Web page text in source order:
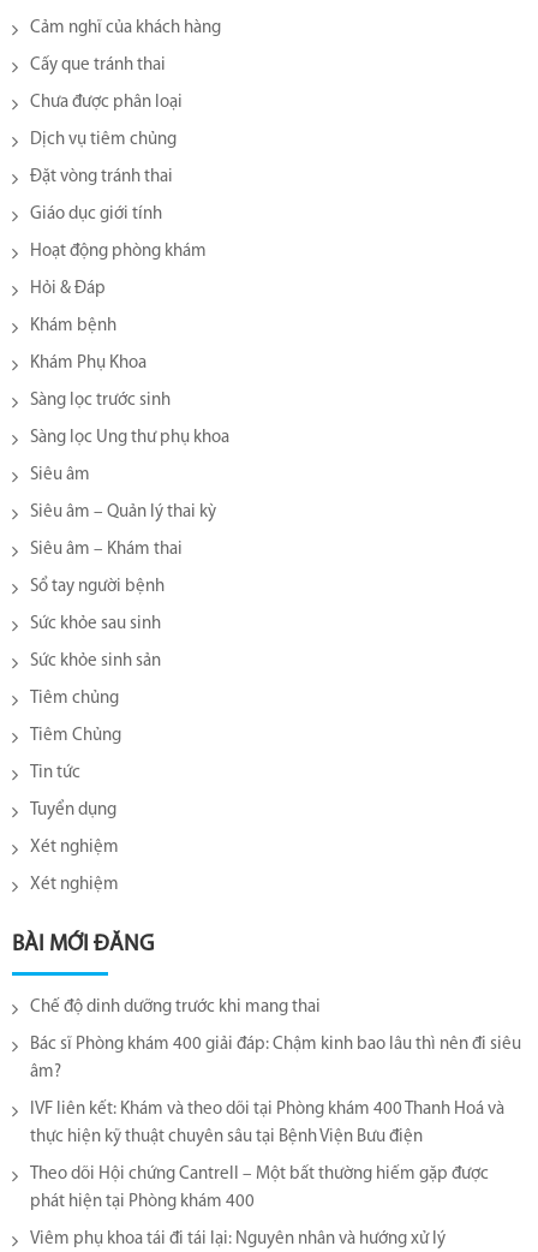
Cảm nghĩ của khách hàng
Cấy que tránh thai
Chưa được phân loại
Dịch vụ tiêm chủng
Đặt vòng tránh thai
Giáo dục giới tính
Hoạt động phòng khám
Hỏi & Đáp
Khám bệnh
Khám Phụ Khoa
Sàng lọc trước sinh
Sàng lọc Ung thư phụ khoa
Siêu âm
Siêu âm – Quản lý thai kỳ
Siêu âm – Khám thai
Sổ tay người bệnh
Sức khỏe sau sinh
Sức khỏe sinh sản
Tiêm chủng
Tiêm Chủng
Tin tức
Tuyển dụng
Xét nghiệm
Xét nghiệm
BÀI MỚI ĐĂNG
Chế độ dinh dưỡng trước khi mang thai
Bác sĩ Phòng khám 400 giải đáp: Chậm kinh bao lâu thì nên đi siêu
âm?
IVF liên kết: Khám và theo dõi tại Phòng khám 400 Thanh Hoá và
thực hiện kỹ thuật chuyên sâu tại Bệnh Viện Bưu điện
Theo dõi Hội chứng Cantrell – Một bất thường hiếm gặp được
phát hiện tại Phòng khám 400
Viêm phụ khoa tái đi tái lại​: Nguyên nhân và hướng xử lý